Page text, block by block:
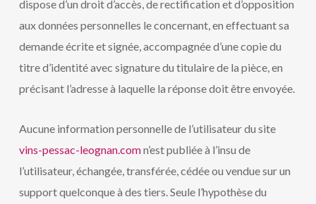
dispose d’un droit d’accès, de rectification et d’opposition
aux données personnelles le concernant, en effectuant sa
demande écrite et signée, accompagnée d’une copie du
titre d’identité avec signature du titulaire de la pièce, en
précisant l’adresse à laquelle la réponse doit être envoyée.
Aucune information personnelle de l’utilisateur du site
vins-pessac-leognan.comn’est publiée à l’insu de
l’utilisateur, échangée, transférée, cédée ou vendue sur un
support quelconque à des tiers. Seule l’hypothèse du